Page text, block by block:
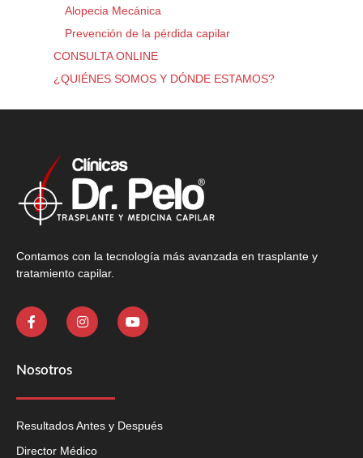
Alopecia Mecánica
Prevención de la pérdida capilar
CONSULTA ONLINE
¿QUIÉNES SOMOS Y DÓNDE ESTAMOS?
Contamos con la tecnología más avanzada en trasplante y
tratamiento capilar.
Nosotros
Resultados Antes y Después
Director Médico